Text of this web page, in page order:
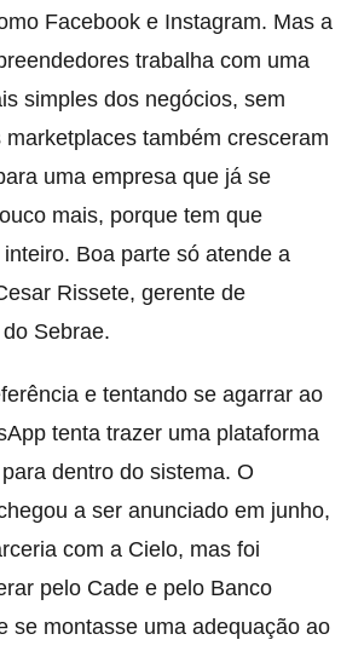
Facebook e Instagram. Mas a
trabalha com uma
simples dos negócios, sem
marketplaces também cresceram
uma empresa que já se
mais, porque tem que
Boa parte só atende a
Rissete, gerente de
Sebrae.
e tentando se agarrar ao
tenta trazer uma plataforma
dentro do sistema. O
a ser anunciado em junho,
com a Cielo, mas foi
pelo Cade e pelo Banco
se montasse uma adequação ao